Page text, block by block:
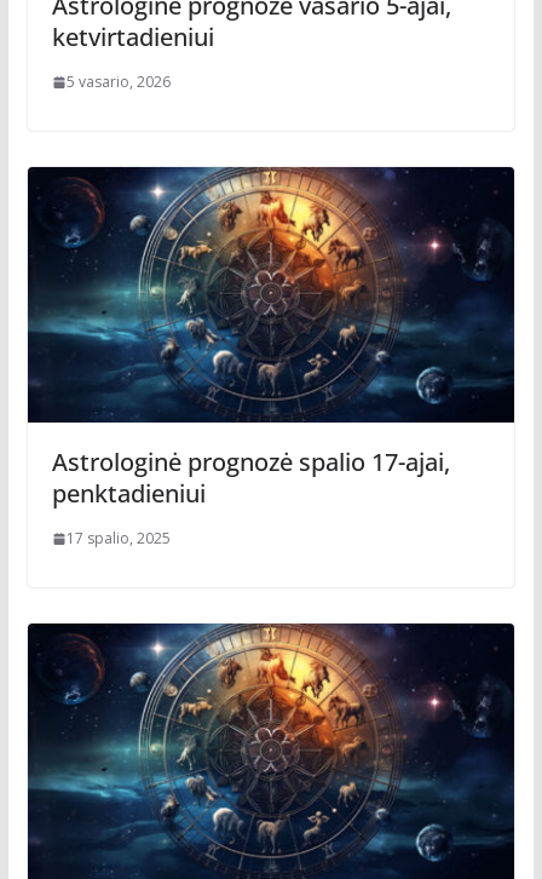
ketvirtadieniui
5 vasario, 2026
Astrologinė prognozė spalio 17-ajai,
penktadieniui
17 spalio, 2025